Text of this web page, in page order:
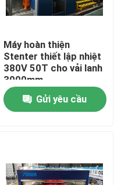
Máy hoàn thiện
Stenter thiết lập nhiệt
380V 50T cho vải lanh
3000mm
Gửi yêu cầu